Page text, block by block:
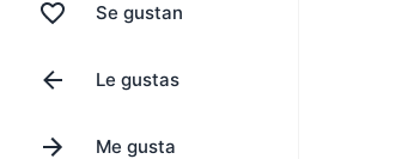
Se gustan
Le gustas
Me gusta